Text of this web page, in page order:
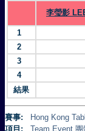
李瑩影
1
2
3
4
結果
賽事:
Hong Kong
項目:
Team Event 團